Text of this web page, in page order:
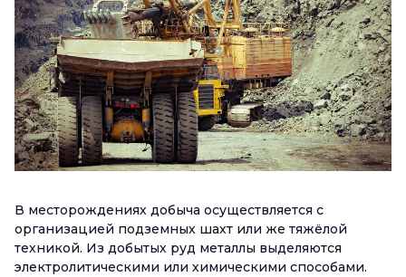
В месторождениях добыча осуществляется с
организацией подземных шахт или же тяжёлой
техникой. Из добытых руд металлы выделяются
электролитическими или химическими способами.